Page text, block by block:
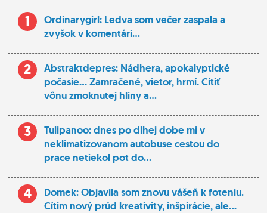
1
Ordinarygirl: Ledva som večer zaspala a
zvyšok v komentári...
2
Abstraktdepres: Nádhera, apokalyptické
počasie... Zamračené, vietor, hrmí. Cítiť
vônu zmoknutej hliny a...
3
Tulipanoo: dnes po dlhej dobe mi v
neklimatizovanom autobuse cestou do
prace netiekol pot do...
4
Domek: Objavila som znovu vášeň k foteniu.
Cítim nový prúd kreativity, inšpirácie, ale...